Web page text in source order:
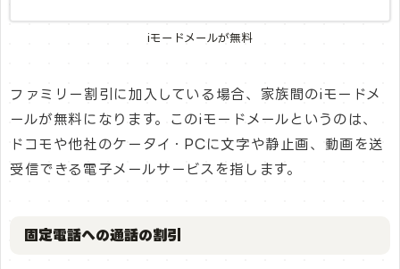
iモードメールが無料
ファミリー割引に加入している場合、家族間のiモードメ
ールが無料になります。このiモードメールというのは、
ドコモや他社のケータイ・PCに文字や静止画、動画を送
受信できる電子メールサービスを指します。
固定電話への通話の割引